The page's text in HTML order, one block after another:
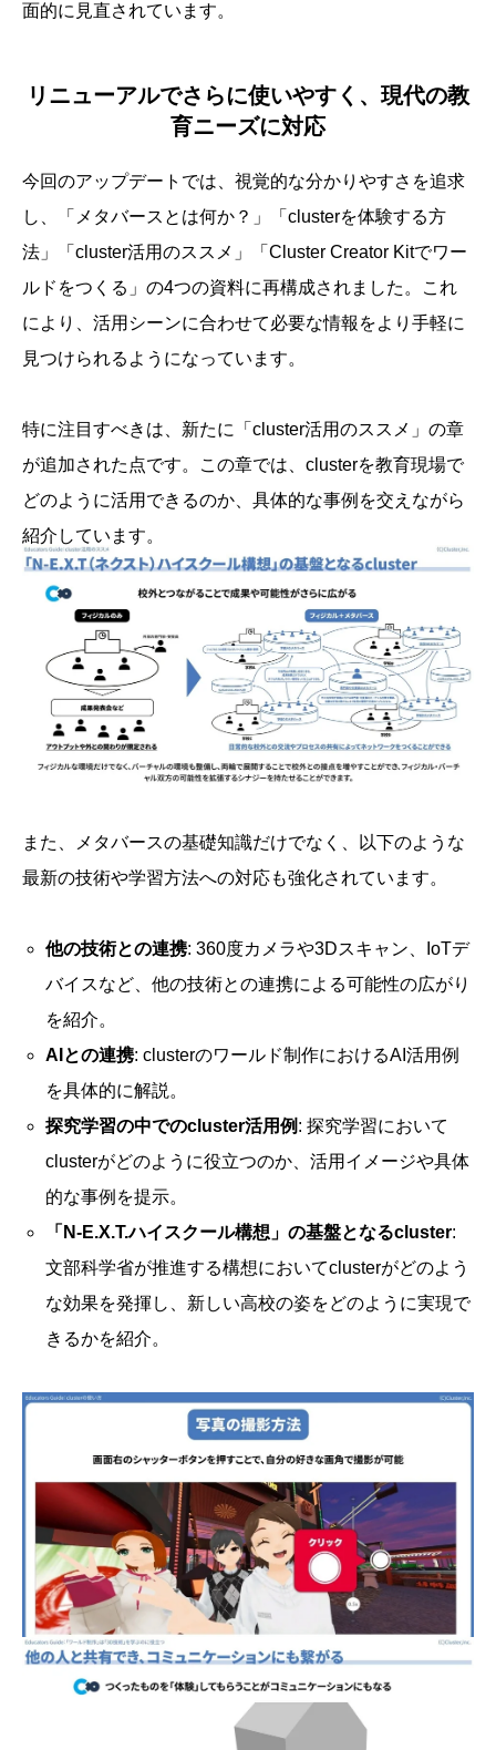
面的に見直されています。
リニューアルでさらに使いやすく、現代の教
育ニーズに対応
今回のアップデートでは、視覚的な分かりやすさを追求
し、「メタバースとは何か？」「clusterを体験する方
法」「cluster活用のススメ」「Cluster Creator Kitでワー
ルドをつくる」の4つの資料に再構成されました。これ
により、活用シーンに合わせて必要な情報をより手軽に
見つけられるようになっています。
特に注目すべきは、新たに「cluster活用のススメ」の章
が追加された点です。この章では、clusterを教育現場で
どのように活用できるのか、具体的な事例を交えながら
紹介しています。
また、メタバースの基礎知識だけでなく、以下のような
最新の技術や学習方法への対応も強化されています。
他の技術との連携: 360度カメラや3Dスキャン、IoTデ
バイスなど、他の技術との連携による可能性の広がり
を紹介。
AIとの連携: clusterのワールド制作におけるAI活用例
を具体的に解説。
探究学習の中でのcluster活用例 : 探究学習において
clusterがどのように役立つのか、活用イメージや具体
的な事例を提示。
「N-E.X.T.ハイスクール構想」の基盤となるcluster:
文部科学省が推進する構想においてclusterがどのよう
な効果を発揮し、新しい高校の姿をどのように実現で
きるかを紹介。